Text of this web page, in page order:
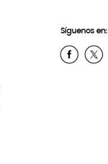
Síguenos en: